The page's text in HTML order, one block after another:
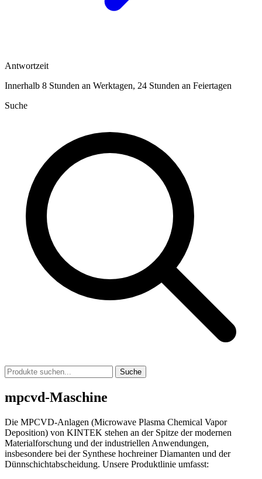
Antwortzeit
Innerhalb 8 Stunden an Werktagen, 24 Stunden an Feiertagen
Suche
Suche
mpcvd-Maschine
Die MPCVD-Anlagen (Microwave Plasma Chemical Vapor
Deposition) von KINTEK stehen an der Spitze der modernen
Materialforschung und der industriellen Anwendungen,
insbesondere bei der Synthese hochreiner Diamanten und der
Dünnschichtabscheidung. Unsere Produktlinie umfasst: